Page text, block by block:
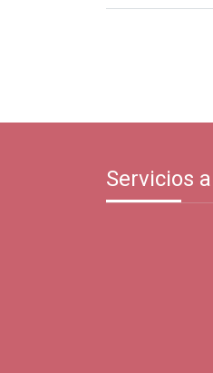
Servicios